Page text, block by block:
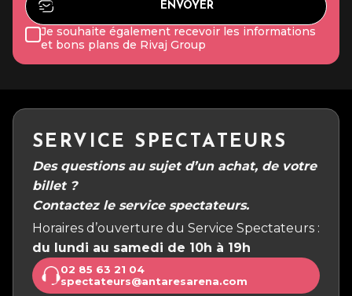
Je souhaite également recevoir les informations
et bons plans de Rivaj Group
SERVICE SPECTATEURS
Des questions au sujet d’un achat, de votre
billet ?
Contactez le service spectateurs.
Horaires d’ouverture du Service Spectateurs :
du lundi au samedi de 10h à 19h
02 85 63 21 04
spectateurs@antaresarena.com